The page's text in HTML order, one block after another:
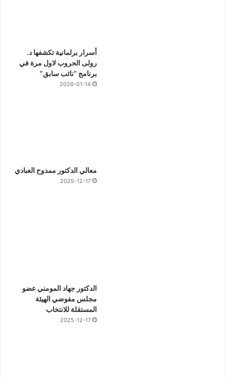
أسرار برلمانية تكشفها د.
رولى الحروب لاول مرة في
برنامج “نائب سابق”
2026-01-14
معالي الدكتور ممدوح العبادي
2025-12-17
الدكتور جهاد المومني عضو
مجلس مفوضي الهيئة
المستقلة للانتخاب
2025-12-17